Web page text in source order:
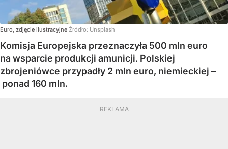
Euro, zdjęcie ilustracyjne Źródło: Unsplash
Komisja Europejska przeznaczyła 500 mln euro
na wsparcie produkcji amunicji. Polskiej
zbrojeniówce przypadły 2 mln euro, niemieckiej –
ponad 160 mln.